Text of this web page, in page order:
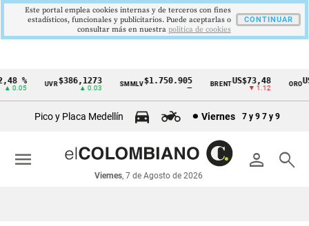
Cintillo
económicos
Colombia
% $386,1273
▲ 0.03
SMMLV $1.750.905 BRENTUS$73,48
▼ 1.12
ORO
Pico y Placa Medellín Viernes 7 y 9 7 y 9
person search
Viernes, 7 de Agosto de 2026
menu
Este portal emplea cookies internas y de terceros con fines
estadísticos, funcionales y publicitarios. Puede aceptarlas o
consultar más en nuestra politica de cookies
CONTINUAR